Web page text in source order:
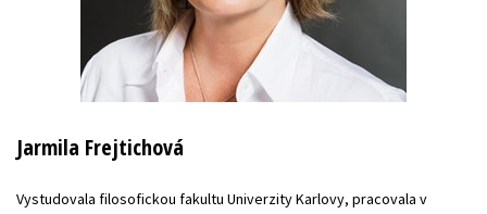
Jarmila Frejtichová
Vystudovala filosofickou fakultu Univerzity Karlovy, pracovala v